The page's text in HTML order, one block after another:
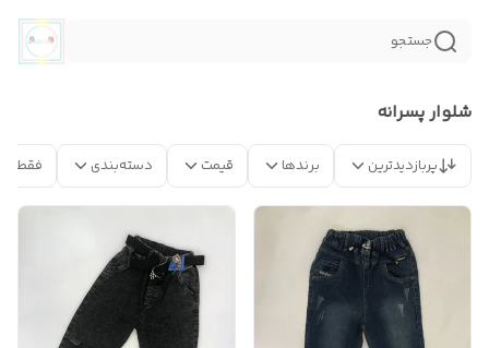
جستجو
شلوار پسرانه
پربازدیدترین برندها قیمت دسته‌بندی فقط